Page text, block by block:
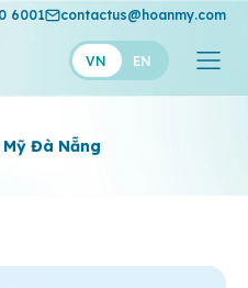
6001 contactus@hoanmy.com
VN EN
Mỹ
Mỹ
Đà Nẵng